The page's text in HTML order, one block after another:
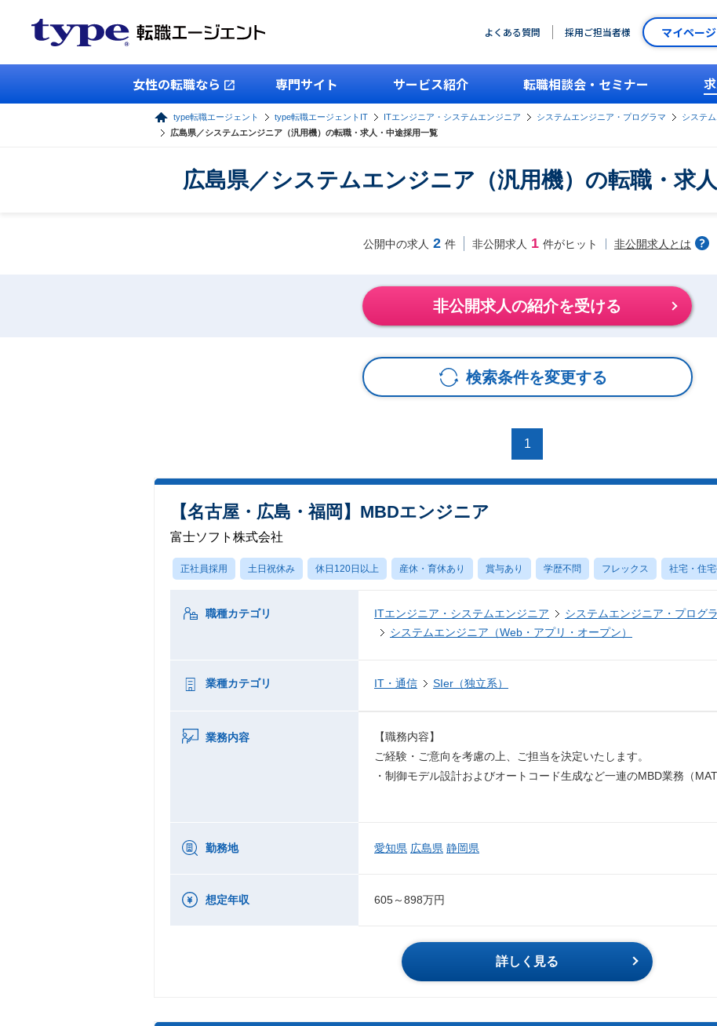
よくある質問 採用ご担当者様 マイペー
女性の転職なら 専門サイト サービス紹介 転職相談会・セミナー
type転職エージェント type転職エージェントIT ITエンジニア・システムエンジニア システムエンジニア・プログラマ システ
広島県／システムエンジニア（汎用機）の転職・求人・中途採用一覧
広島県／システムエンジニア（汎用機）の転職・求
公開中の求人 2 件 非公開求人 1 件がヒット 非公開求人とは
非公開求人の紹介を受ける
検索条件を変更する
1
【名古屋・広島・福岡】MBDエンジニア
富士ソフト株式会社
正社員採用 土日祝休み 休日120日以上 産休・育休あり 賞与あり 学歴不問 フレックス 社宅・住
職種カテゴリ ITエンジニア・システムエンジニア
システムエンジニア・プログ
システムエンジニア（Web・アプリ・オープン）
業種カテゴリ IT・通信 SIer（独立系）
業務内容
【職務内容】
ご経験・ご意向を考慮の上、ご担当を決定いたします。
・制御モデル設計およびオートコード生成など一連のMBD業務（
勤務地 愛知県 広島県 静岡県
想定年収 605～898万円
詳しく見る